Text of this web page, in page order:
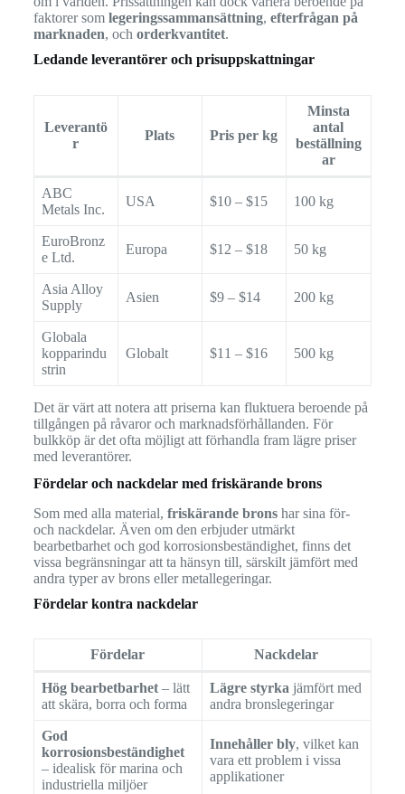
faktorer som legeringssammansättning, efterfrågan på
marknaden, och orderkvantitet.
Ledande leverantörer och prisuppskattningar
Leverantö
r
Plats Pris per kg
Minsta
antal
beställning
ar
ABC
Metals Inc.
USA $10 – $15 100 kg
EuroBronz
e Ltd.
Europa $12 – $18 50 kg
Asia Alloy
Supply
Asien $9 – $14 200 kg
Globala
kopparindu
strin
Globalt $11 – $16 500 kg
Det är värt att notera att priserna kan fluktuera beroende på
tillgången på råvaror och marknadsförhållanden. För
bulkköp är det ofta möjligt att förhandla fram lägre priser
med leverantörer.
Fördelar och nackdelar med friskärande brons
Som med alla material, friskärande bronshar sina för-
och nackdelar. Även om den erbjuder utmärkt
bearbetbarhet och god korrosionsbeständighet, finns det
vissa begränsningar att ta hänsyn till, särskilt jämfört med
andra typer av brons eller metallegeringar.
Fördelar kontra nackdelar
Fördelar Nackdelar
Hög bearbetbarhet– lätt
att skära, borra och forma
Lägre styrkajämfört med
andra bronslegeringar
God
korrosionsbeständighet
– idealisk för marina och
industriella miljöer
Innehåller bly, vilket kan
vara ett problem i vissa
applikationer